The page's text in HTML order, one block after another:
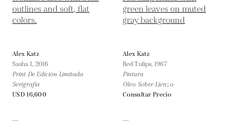
Alex Katz
Sasha I, 2016
Print De Edición Limitada
Serigrafía
USD 16,600
Alex Katz
Red Tulips,1967
Pintura
Oleo Sobre Lienzo
Consultar Precio